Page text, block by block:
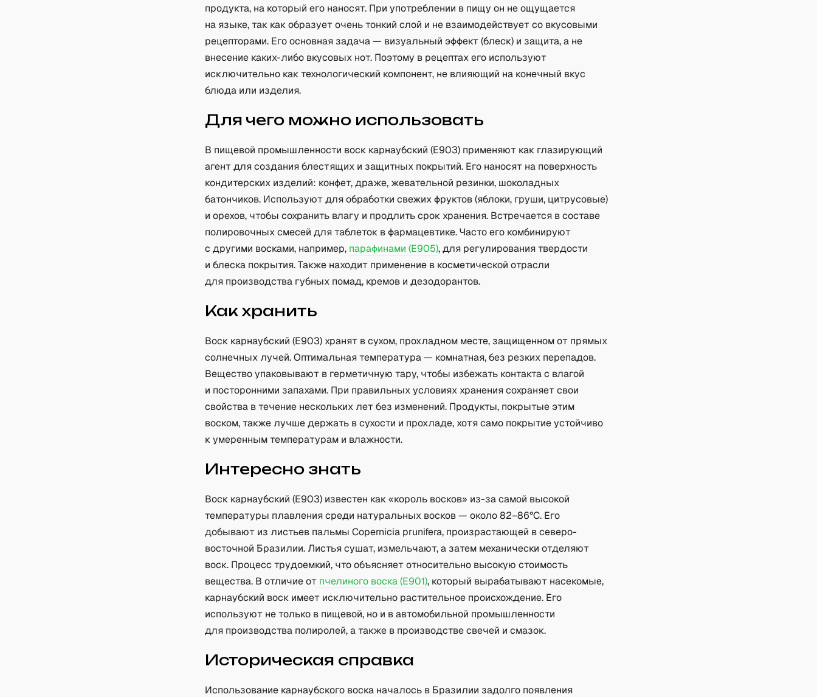
продукта, на который его наносят. При употреблении в пищу он не ощущается
на языке, так как образует очень тонкий слой и не взаимодействует со вкусовыми
рецепторами. Его основная задача — визуальный эффект (блеск) и защита, а не
внесение каких-либо вкусовых нот. Поэтому в рецептах его используют
исключительно как технологический компонент, не влияющий на конечный вкус
блюда или изделия.
Для чего можно использовать
В пищевой промышленности воск карнаубский (Е903) применяют как глазирующий
агент для создания блестящих и защитных покрытий. Его наносят на поверхность
кондитерских изделий: конфет, драже, жевательной резинки, шоколадных
батончиков. Используют для обработки свежих фруктов (яблоки, груши, цитрусовые)
и орехов, чтобы сохранить влагу и продлить срок хранения. Встречается в составе
полировочных смесей для таблеток в фармацевтике. Часто его комбинируют
с другими восками, например, парафинами (E905), для регулирования твердости
и блеска покрытия. Также находит применение в косметической отрасли
для производства губных помад, кремов и дезодорантов.
Как хранить
Воск карнаубский (Е903) хранят в сухом, прохладном месте, защищенном от прямых
солнечных лучей. Оптимальная температура — комнатная, без резких перепадов.
Вещество упаковывают в герметичную тару, чтобы избежать контакта с влагой
и посторонними запахами. При правильных условиях хранения сохраняет свои
свойства в течение нескольких лет без изменений. Продукты, покрытые этим
воском, также лучше держать в сухости и прохладе, хотя само покрытие устойчиво
к умеренным температурам и влажности.
Интересно знать
Воск карнаубский (Е903) известен как «король восков» из-за самой высокой
температуры плавления среди натуральных восков — около 82–86°C. Его
добывают из листьев пальмы Copernicia prunifera, произрастающей в северо-
восточной Бразилии. Листья сушат, измельчают, а затем механически отделяют
воск. Процесс трудоемкий, что объясняет относительно высокую стоимость
вещества. В отличие от пчелиного воска (E901), который вырабатывают насекомые,
карнаубский воск имеет исключительно растительное происхождение. Его
используют не только в пищевой, но и в автомобильной промышленности
для производства полиролей, а также в производстве свечей и смазок.
Историческая справка
Использование карнаубского воска началось в Бразилии задолго появления